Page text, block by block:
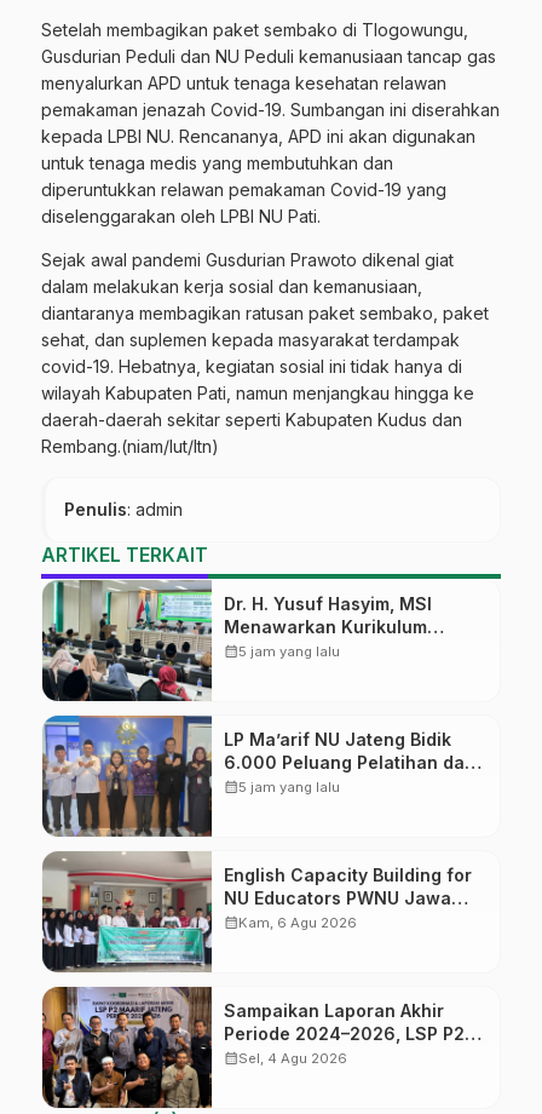
Setelah membagikan paket sembako di Tlogowungu,
Gusdurian Peduli dan NU Peduli kemanusiaan tancap gas
menyalurkan APD untuk tenaga kesehatan relawan
pemakaman jenazah Covid-19. Sumbangan ini diserahkan
kepada LPBI NU. Rencananya, APD ini akan digunakan
untuk tenaga medis yang membutuhkan dan
diperuntukkan relawan pemakaman Covid-19 yang
diselenggarakan oleh LPBI NU Pati.
Sejak awal pandemi Gusdurian Prawoto dikenal giat
dalam melakukan kerja sosial dan kemanusiaan,
diantaranya membagikan ratusan paket sembako, paket
sehat, dan suplemen kepada masyarakat terdampak
covid-19. Hebatnya, kegiatan sosial ini tidak hanya di
wilayah Kabupaten Pati, namun menjangkau hingga ke
daerah-daerah sekitar seperti Kabupaten Kudus dan
Rembang.(niam/lut/ltn)
Penulis: admin
ARTIKEL TERKAIT
Dr. H. Yusuf Hasyim, MSI
Menawarkan Kurikulum
Diversifikasi, Harapan Baru
calendar_month5 jam yang lalu
LP Ma’arif NU Jateng Bidik
6.000 Peluang Pelatihan dan
Sertifikasi bagi Lulusan SMK
calendar_month5 jam yang lalu
English Capacity Building for
NU Educators PWNU Jawa
Tengah Batch#4; Membuka
calendar_monthKam, 6 Agu 2026
Sampaikan Laporan Akhir
Periode 2024–2026, LSP P2
Ma’arif NU Jateng Mantapkan
calendar_monthSel, 4 Agu 2026